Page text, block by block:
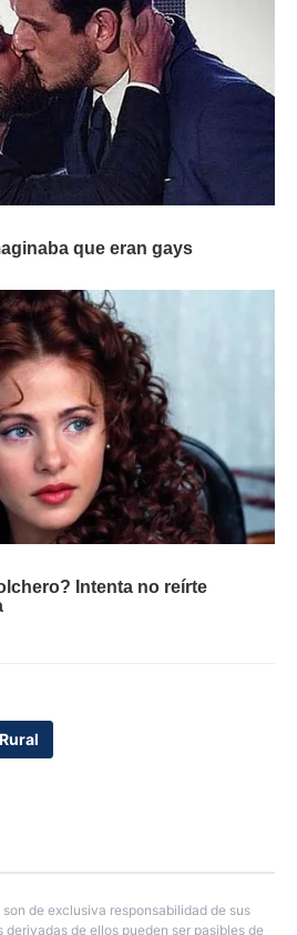
de exclusiva responsabilidad de sus
de ellos pueden ser pasibles de